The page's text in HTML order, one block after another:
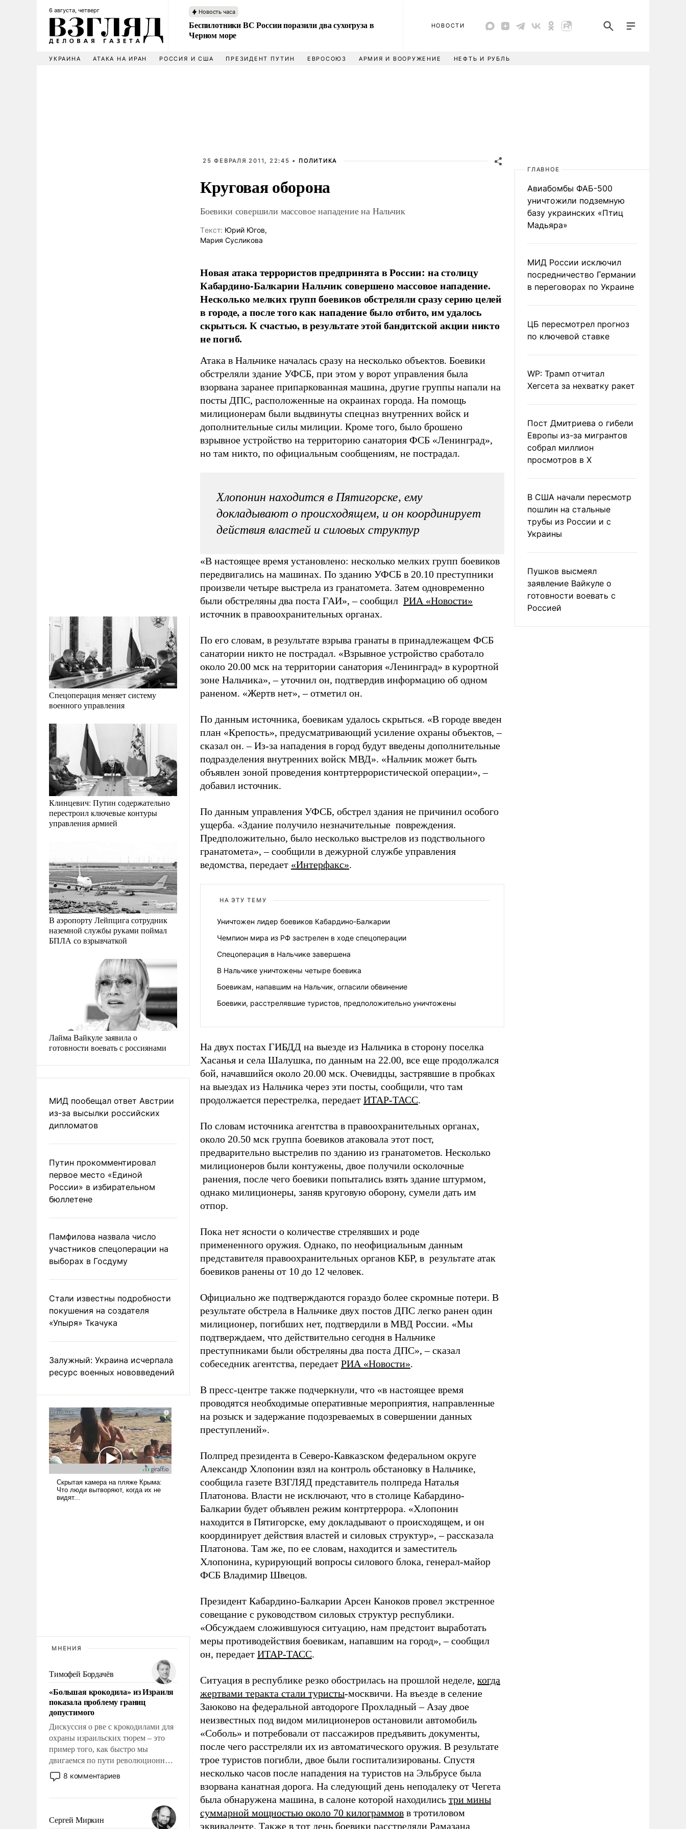
6 августа, четверг Новость часа
Беспилотники ВС России поразили два сухогруза в
Черном море
НОВОСТИ
УКРАИНА АТАКА НА ИРАН РОССИЯ И США ПРЕЗИДЕНТ ПУТИН ЕВРОСОЮЗ АРМИЯ И ВООРУЖЕНИЕ НЕФТЬ И РУБЛЬ
Спецоперация меняет систему
военного управления
Клинцевич: Путин содержательно
перестроил ключевые контуры
управления армией
В аэропорту Лейпцига сотрудник
наземной службы руками поймал
БПЛА со взрывчаткой
Лайма Вайкуле заявила о
готовности воевать с россиянами
МИД пообещал ответ Австрии
из-за высылки российских
дипломатов
Путин прокомментировал
первое место «Единой
России» в избирательном
бюллетене
Памфилова назвала число
участников спецоперации на
выборах в Госдуму
Стали известны подробности
покушения на создателя
«Упыря» Ткачука
Залужный: Украина исчерпала
ресурс военных нововведений
МНЕНИЯ
Тимофей Бордачёв
«Большая крокодила» из Израиля
показала проблему границ
допустимого
Дискуссия о рве с крокодилами для
охраны израильских тюрем – это
пример того, как быстро мы
двигаемся по пути революционных
изменений. То, что несколько лет
назад было образом для
8 комментариев
Сергей Миркин
25 ФЕВРАЛЯ 2011, 22:45 • ПОЛИТИКА
Круговая оборона
Боевики совершили массовое нападение на Нальчик
Tекст: Юрий Югов,
Мария Сусликова
Новая атака террористов предпринята в России: на столицу
Кабардино-Балкарии Нальчик совершено массовое нападение.
Несколько мелких групп боевиков обстреляли сразу серию целей
в городе, а после того как нападение было отбито, им удалось
скрыться. К счастью, в результате этой бандитской акции никто
не погиб.
Атака в Нальчике началась сразу на несколько объектов. Боевики
обстреляли здание УФСБ, при этом у ворот управления была
взорвана заранее припаркованная машина, другие группы напали на
посты ДПС, расположенные на окраинах города. На помощь
милиционерам были выдвинуты спецназ внутренних войск и
дополнительные силы милиции. Кроме того, было брошено
взрывное устройство на территорию санатория ФСБ «Ленинград»,
но там никто, по официальным сообщениям, не пострадал.
Хлопонин находится в Пятигорске, ему
докладывают о происходящем, и он координирует
действия властей и силовых структур
«В настоящее время установлено: несколько мелких групп боевиков
передвигались на машинах. По зданию УФСБ в 20.10 преступники
произвели четыре выстрела из гранатомета. Затем одновременно
были обстреляны два поста ГАИ»,–сообщил РИА «Новости»
источник в правоохранительных органах.
По его словам, в результате взрыва гранаты в принадлежащем ФСБ
санатории никто не пострадал. «Взрывное устройство сработало
около 20.00 мск на территории санатория «Ленинград» в курортной
зоне Нальчика»,–уточнил он, подтвердив информацию об одном
раненом. «Жертв нет»,–отметил он.
По данным источника, боевикам удалось скрыться. «В городе введен
план «Крепость», предусматривающий усиление охраны объектов,–
сказал он.–Из-за нападения в город будут введены дополнительные
подразделения внутренних войск МВД». «Нальчик может быть
объявлен зоной проведения контртеррористической операции»,–
добавил источник.
По данным управления УФСБ, обстрел здания не причинил особого
ущерба. «Здание получило незначительные повреждения.
Предположительно, было несколько выстрелов из подствольного
гранатомета»,–сообщили в дежурной службе управления
ведомства, передает «Интерфакс».
НА ЭТУ ТЕМУ
Уничтожен лидер боевиков Кабардино-Балкарии
Чемпион мира из РФ застрелен в ходе спецоперации
Спецоперация в Нальчике завершена
В Нальчике уничтожены четыре боевика
Боевикам, напавшим на Нальчик, огласили обвинение
Боевики, расстрелявшие туристов, предположительно уничтожены
На двух постах ГИБДД на выезде из Нальчика в сторону поселка
Хасанья и села Шалушка, по данным на 22.00, все еще продолжался
бой, начавшийся около 20.00 мск. Очевидцы, застрявшие в пробках
на выездах из Нальчика через эти посты, сообщили, что там
продолжается перестрелка, передает ИТАР-ТАСС.
По словам источника агентства в правоохранительных органах,
около 20.50 мск группа боевиков атаковала этот пост,
предварительно выстрелив по зданию из гранатометов. Несколько
милиционеров были контужены, двое получили осколочные
ранения, после чего боевики попытались взять здание штурмом,
однако милиционеры, заняв круговую оборону, сумели дать им
отпор.
Пока нет ясности о количестве стрелявших и роде
примененного оружия. Однако, по неофициальным данным
представителя правоохранительных органов КБР, в результате атак
боевиков ранены от 10 до 12 человек.
Официально же подтверждаются гораздо более скромные потери. В
результате обстрела в Нальчике двух постов ДПС легко ранен один
милиционер, погибших нет, подтвердили в МВД России. «Мы
подтверждаем, что действительно сегодня в Нальчике
преступниками были обстреляны два поста ДПС»,–сказал
собеседник агентства, передает РИА «Новости».
В пресс-центре также подчеркнули, что «в настоящее время
проводятся необходимые оперативные мероприятия, направленные
на розыск и задержание подозреваемых в совершении данных
преступлений».
Полпред президента в Северо-Кавказском федеральном округе
Александр Хлопонин взял на контроль обстановку в Нальчике,
сообщила газете ВЗГЛЯД представитель полпреда Наталья
Платонова. Власти не исключают, что в столице Кабардино-
Балкарии будет объявлен режим контртеррора. «Хлопонин
находится в Пятигорске, ему докладывают о происходящем, и он
координирует действия властей и силовых структур»,–рассказала
Платонова. Там же, по ее словам, находится и заместитель
Хлопонина, курирующий вопросы силового блока, генерал-майор
ФСБ Владимир Швецов.
Президент Кабардино-Балкарии Арсен Каноков провел экстренное
совещание с руководством силовых структур республики.
«Обсуждаем сложившуюся ситуацию, нам предстоит выработать
меры противодействия боевикам, напавшим на город»,–сообщил
он, передает ИТАР-ТАСС.
Ситуация в республике резко обострилась на прошлой неделе, когда
жертвами теракта стали туристы-москвичи. На въезде в селение
Заюково на федеральной автодороге Прохладный–Азау двое
неизвестных под видом милиционеров остановили автомобиль
«Соболь» и потребовали от пассажиров предъявить документы,
после чего расстреляли их из автоматического оружия. В результате
трое туристов погибли, двое были госпитализированы. Спустя
несколько часов после нападения на туристов на Эльбрусе была
взорвана канатная дорога. На следующий день неподалеку от Чегета
была обнаружена машина, в салоне которой находились три мины
суммарной мощностью около 70 килограммов в тротиловом
эквиваленте. Также в тот день боевики расстреляли Рамазана
ГЛАВНОЕ
Авиабомбы ФАБ-500
уничтожили подземную
базу украинских «Птиц
Мадьяра»
МИД России исключил
посредничество Германии
в переговорах по Украине
ЦБ пересмотрел прогноз
по ключевой ставке
WP: Трамп отчитал
Хегсета за нехватку ракет
Пост Дмитриева о гибели
Европы из-за мигрантов
собрал миллион
просмотров в X
В США начали пересмотр
пошлин на стальные
трубы из России и с
Украины
Пушков высмеял
заявление Вайкуле о
готовности воевать с
Россией